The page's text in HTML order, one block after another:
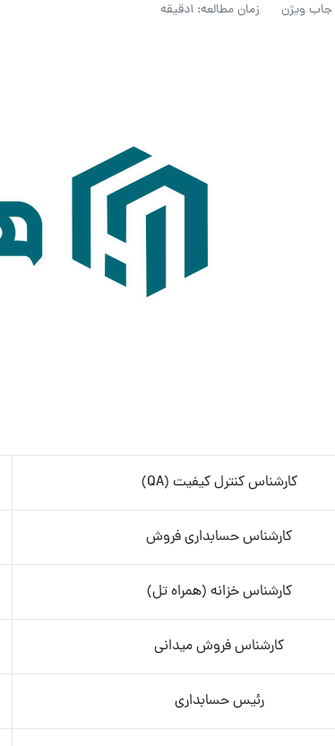
جاب ویژن زمان مطالعه: 1دقیقه
کارشناس کنترل کیفیت (QA)
کارشناس حسابداری فروش
کارشناس خزانه (همراه تل)
کارشناس فروش میدانی
رئیس حسابداری